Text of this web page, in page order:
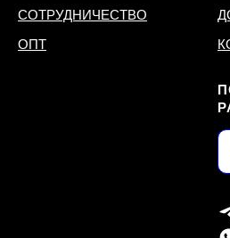
СОТРУДНИЧЕСТВО
ОПТ